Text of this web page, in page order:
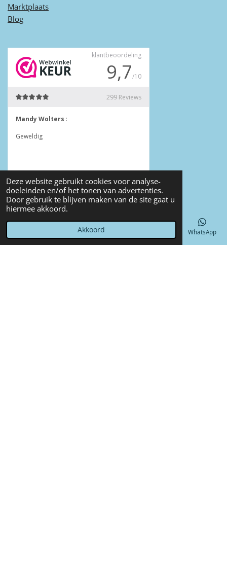
Deze website gebruikt cookies voor analyse-
doeleinden en/of het tonen van advertenties.
Door gebruik te blijven maken van de site gaat u
hiermee akkoord.
Akkoord
Marktplaats
Blog
© 2022 - 2026 Annet4Crea
Telefoonnummer WhatsApp